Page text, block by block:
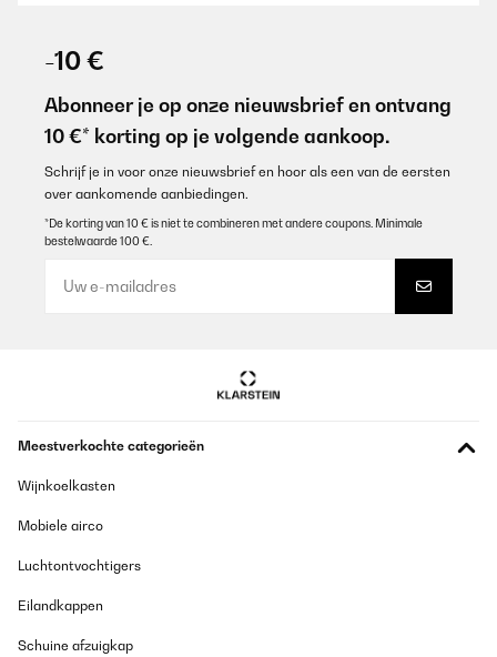
excellent device that is both practical and stylish, keeping my
automatic watches wound and ready to wear at any time.One of
the best things about it is how incredibly quiet it is—the motor is
barely audible, so I can keep it in the bedroom without any issues.
The build quality is impressive, and the blue LED lighting looks
amazing at night, turning the winder into a beautiful display
piece.Also, the different rotation settings are perfect, as they
allow me to adjust the turns per day to match the specific needs
of my various watch movements. It’s a must-have for any watch
Amazon user
I am very happy with this Klarstein Watch Winder. It is an
automatic watches wound and ready to wear at any time.One of
The build quality is impressive, and the blue LED lighting looks
piece.Also, the different rotation settings are perfect, as they
of my various watch movements. It’s a must-have for any watch
-10 €
Abonneer je op onze nieuwsbrief en ontvang
10 €* korting op je volgende aankoop.
Schrijf je in voor onze nieuwsbrief en hoor als een van de eersten
over aankomende aanbiedingen.
*De korting van 10 € is niet te combineren met andere coupons. Minimale
bestelwaarde 100 €.
Meestverkochte categorieën
Wijnkoelkasten
Mobiele airco
Luchtontvochtigers
Eilandkappen
Schuine afzuigkap